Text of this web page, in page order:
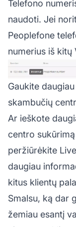
Telefono
naudoti. Jei
Peoplefone
numerius iš kitų
Gaukite
skambučių
Ar ieškote
centro
peržiūrėkite
daugiau
kitus klientų
Smalsu, ką dar
žemiau esantį